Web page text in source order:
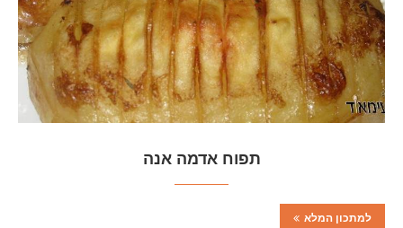
תפוח אדמה אנה
למתכון המלא